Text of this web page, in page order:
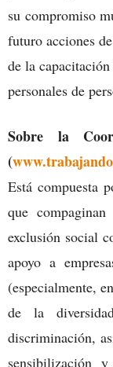
su compromiso
futuro acciones
de la
personales de
Sobre la
(
Está compuesta
que
exclusión social
apoyo a
(especialmente,
de la
discriminación,
sensibilización